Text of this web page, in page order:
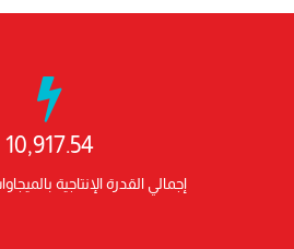
10,917.54
إجمالي القدرة الإنتاجية بالميجاوات